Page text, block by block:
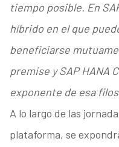
tiempo posible. En
híbrido en el que
beneficiarse
premise y SAP HANA
exponente de esa
A lo largo de las
plataforma, se